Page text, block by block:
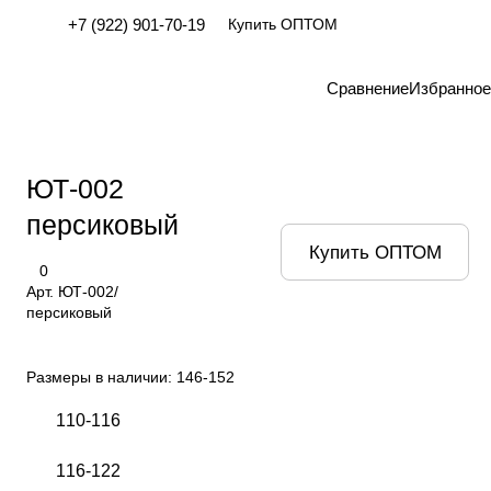
+7 (922) 901-70-19
Купить ОПТОМ
СравнениеИзбранное
ЮТ-002
персиковый
0
Арт. ЮТ-002/
персиковый
Размеры в наличии: 146-152
110-116
116-122
Купить ОПТОМ